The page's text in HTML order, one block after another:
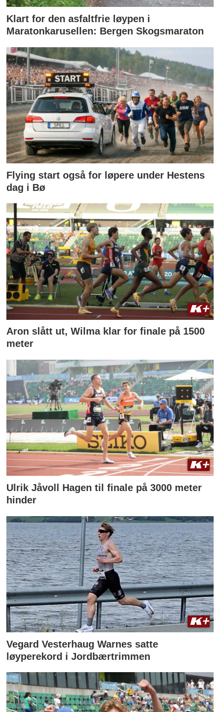
Klart for den asfaltfrie løypen i
Maratonkarusellen: Bergen Skogsmaraton
Flying start også for løpere under Hestens
dag i Bø
Aron slått ut, Wilma klar for finale på 1500
meter
Ulrik Jåvoll Hagen til finale på 3000 meter
hinder
Vegard Vesterhaug Warnes satte
løyperekord i Jordbærtrimmen